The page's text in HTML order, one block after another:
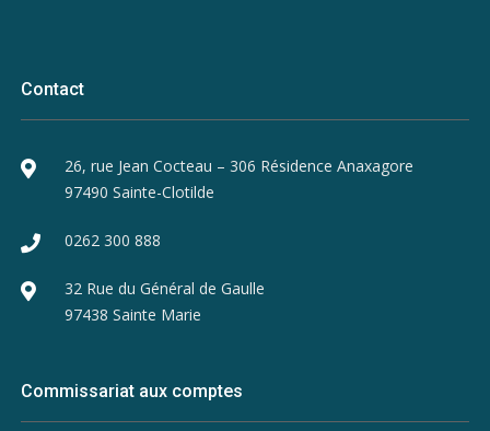
Contact
26, rue Jean Cocteau – 306 Résidence Anaxagore
97490 Sainte-Clotilde
0262 300 888
32 Rue du Général de Gaulle
97438 Sainte Marie
Commissariat aux comptes